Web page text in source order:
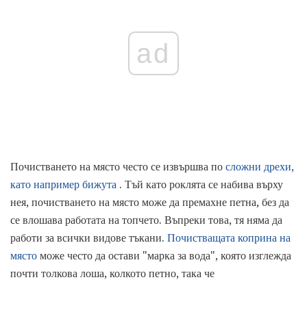
ad
Почистването на място често се извършва по сложни дрехи,
като например бижута . Тъй като роклята се набива върху
нея, почистването на място може да премахне петна, без да
се влошава работата на топчето. Въпреки това, тя няма да
работи за всички видове тъкани. Почистващата коприна на
място може често да остави "марка за вода", която изглежда
почти толкова лоша, колкото петно, така че